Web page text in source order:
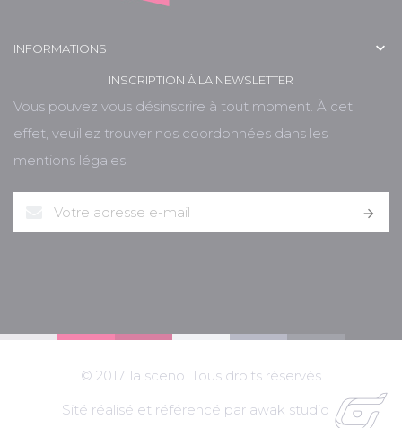
INFORMATIONS 
INSCRIPTION À LA NEWSLETTER
Vous pouvez vous désinscrire à tout moment. À cet
effet, veuillez trouver nos coordonnées dans les
mentions légales.

© 2017. la sceno. Tous droits réservés
Sité réalisé et référencé par awak studio